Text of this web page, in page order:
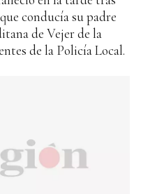
conducía su padre
de Vejer de la
de la Policía Local.